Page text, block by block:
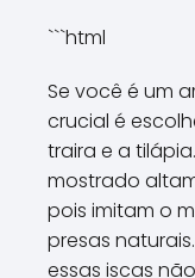
```html
Se você é um
crucial é
traira e a
mostrado
pois imitam o
presas
essas iscas